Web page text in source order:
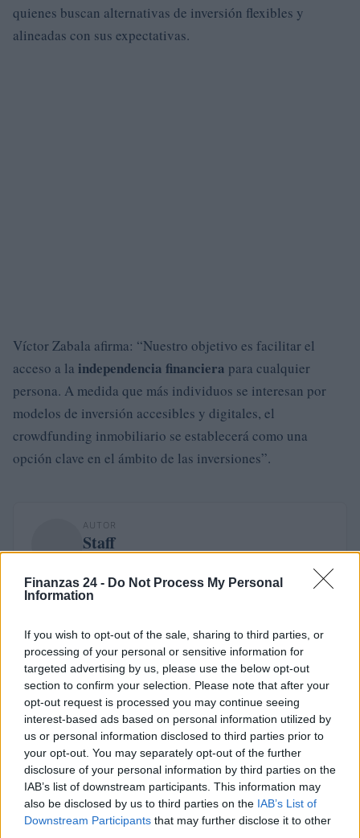
Finanzas 24 - Do Not Process My Personal
Information
If you wish to opt-out of the sale, sharing to third parties, or
processing of your personal or sensitive information for
targeted advertising by us, please use the below opt-out
section to confirm your selection. Please note that after your
opt-out request is processed you may continue seeing
interest-based ads based on personal information utilized by
us or personal information disclosed to third parties prior to
your opt-out. You may separately opt-out of the further
disclosure of your personal information by third parties on the
IAB’s list of downstream participants. This information may
also be disclosed by us to third parties on the IAB’s List of
Downstream Participants that may further disclose it to other
quienes buscan alternativas de inversión flexibles y
alineadas con sus expectativas.
Víctor Zabala afirma: “Nuestro objetivo es facilitar el
acceso a la independencia financiera para cualquier
persona. A medida que más individuos se interesan por
modelos de inversión accesibles y digitales, el
crowdfunding inmobiliario se establecerá como una
opción clave en el ámbito de las inversiones”.
AUTOR
Staff